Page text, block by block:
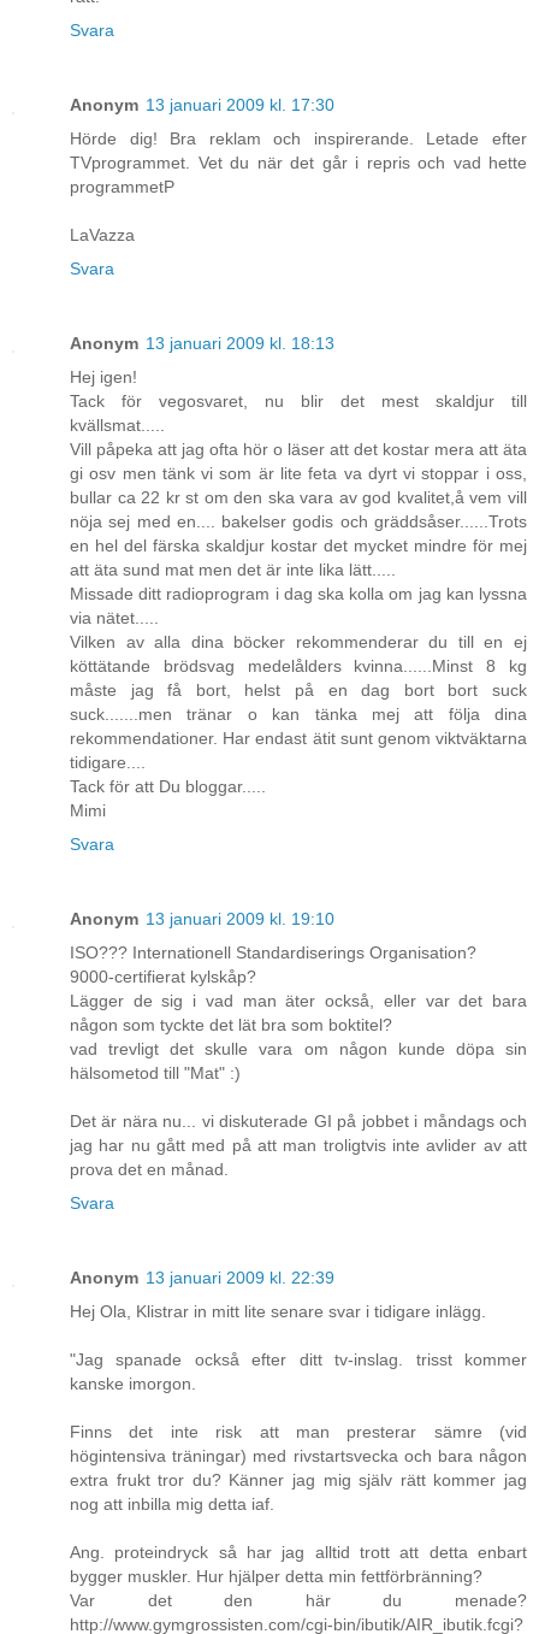
Svara
Anonym 13 januari 2009 kl. 17:30
Hörde dig! Bra reklam och inspirerande. Letade efter
TVprogrammet. Vet du när det går i repris och vad hette
programmetP
LaVazza
Svara
Anonym 13 januari 2009 kl. 18:13
Hej igen!
Tack för vegosvaret, nu blir det mest skaldjur till
kvällsmat.....
Vill påpeka att jag ofta hör o läser att det kostar mera att äta
gi osv men tänk vi som är lite feta va dyrt vi stoppar i oss,
bullar ca 22 kr st om den ska vara av god kvalitet,å vem vill
nöja sej med en.... bakelser godis och gräddsåser......Trots
en hel del färska skaldjur kostar det mycket mindre för mej
att äta sund mat men det är inte lika lätt.....
Missade ditt radioprogram i dag ska kolla om jag kan lyssna
via nätet.....
Vilken av alla dina böcker rekommenderar du till en ej
köttätande brödsvag medelålders kvinna......Minst 8 kg
måste jag få bort, helst på en dag bort bort suck
suck.......men tränar o kan tänka mej att följa dina
rekommendationer. Har endast ätit sunt genom viktväktarna
tidigare....
Tack för att Du bloggar.....
Mimi
Svara
Anonym 13 januari 2009 kl. 19:10
ISO??? Internationell Standardiserings Organisation?
9000-certifierat kylskåp?
Lägger de sig i vad man äter också, eller var det bara
någon som tyckte det lät bra som boktitel?
vad trevligt det skulle vara om någon kunde döpa sin
hälsometod till "Mat" :)
Det är nära nu... vi diskuterade GI på jobbet i måndags och
jag har nu gått med på att man troligtvis inte avlider av att
prova det en månad.
Svara
Anonym 13 januari 2009 kl. 22:39
Hej Ola, Klistrar in mitt lite senare svar i tidigare inlägg.
"Jag spanade också efter ditt tv-inslag. trisst kommer
kanske imorgon.
Finns det inte risk att man presterar sämre (vid
högintensiva träningar) med rivstartsvecka och bara någon
extra frukt tror du? Känner jag mig själv rätt kommer jag
nog att inbilla mig detta iaf.
Ang. proteindryck så har jag alltid trott att detta enbart
bygger muskler. Hur hjälper detta min fettförbränning?
Var det den här du menade?
http://www.gymgrossisten.com/cgi-bin/ibutik/AIR_ibutik.fcgi?